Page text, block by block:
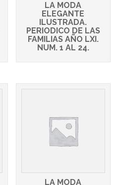
LA MODA
ELEGANTE
ILUSTRADA.
PERIODICO DE LAS
FAMILIAS AÑO LXI.
NUM. 1 AL 24.
LA MODA